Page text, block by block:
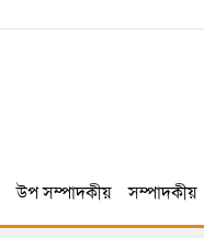
উপ সম্পাদকীয় সম্পাদকীয়